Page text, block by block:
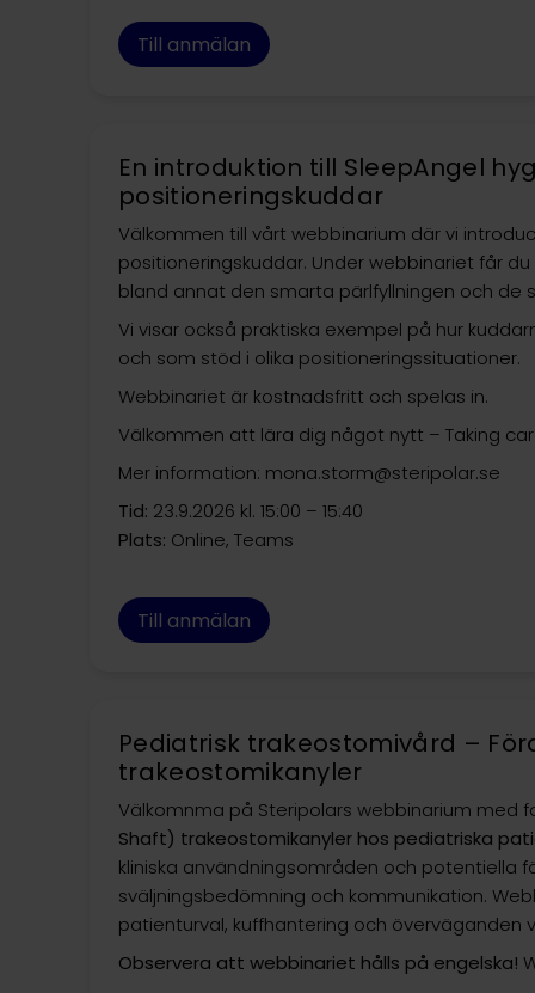
Till anmälan
En introduktion till SleepAngel
positioneringskuddar
Välkommen till vårt webbinarium där vi
positioneringskuddar. Under webbinariet får
bland annat den smarta pärlfyllningen och de
Vi visar också praktiska exempel på hur
och som stöd i olika positioneringssituationer.
Webbinariet är kostnadsfritt och spelas in.
Välkommen att lära dig något nytt – Taking
Mer information: mona.storm@steripolar.se
Tid: 23.9.2026 kl. 15:00 – 15:40
Plats: Online, Teams
Till anmälan
Pediatrisk trakeostomivård –
trakeostomikanyler
Välkomnma på Steripolars webbinarium med
Shaft) trakeostomikanyler hos pediatriska
kliniska användningsområden och potentiella
sväljningsbedömning och kommunikation.
patienturval, kuffhantering och överväganden
Observera att webbinariet hålls på engelska!